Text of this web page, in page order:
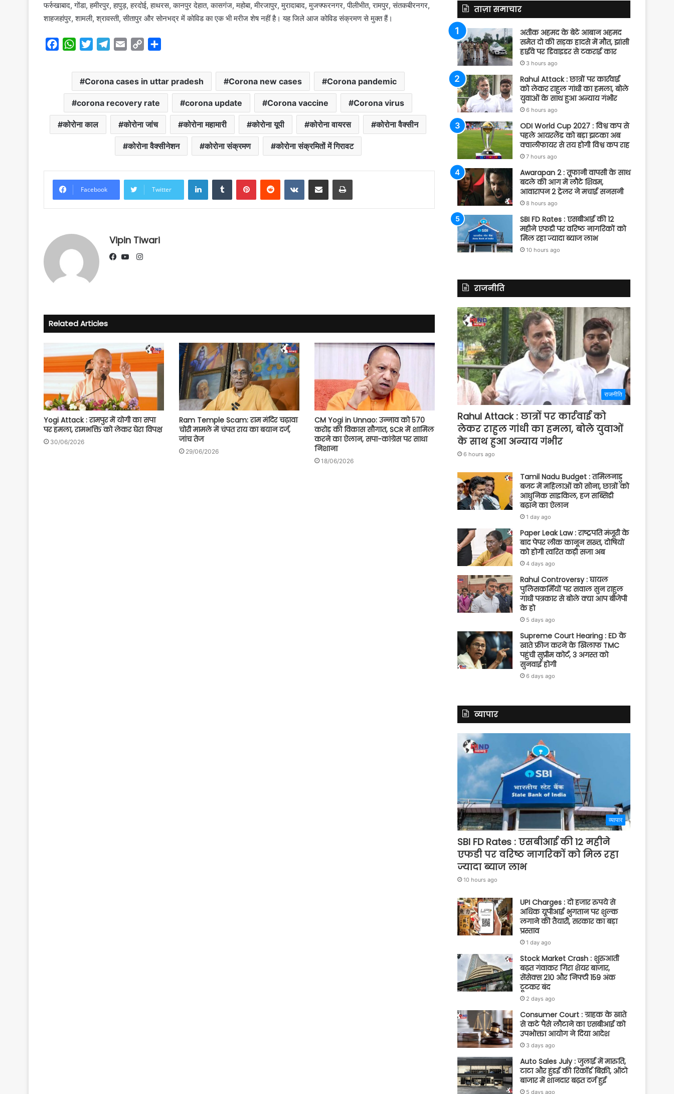
फर्रुखाबाद, गोंडा, हमीरपुर, हापुड़, हरदोई, हाथरस, कानपुर देहात, कासगंज, महोबा, मीरजापुर, मुरादाबाद, मुजफ्फरनगर, पीलीभीत, रामपुर, संतकबीरनगर,
शाहजहांपुर, शामली, श्रावस्ती, सीतापुर और सोनभद्र में कोविड का एक भी मरीज शेष नहीं है। यह जिले आज कोविड संक्रमण से मुक्त हैं।
o
k
W
a
s
A
p
p
i
t
t
e
r
l
e
g
r
m
a
i
l
p
y
L
i
n
k
a
r
e
Corona cases in uttar pradesh Corona new cases Corona pandemic
corona recovery rate corona update Corona vaccine Corona virus
कोरोना काल कोरोना जांच कोरोना महामारी कोरोना यूपी कोरोना वायरस कोरोना वैक्सीन
कोरोना वैक्सीनेशन कोरोना संक्रमण कोरोना संक्रमितों में गिरावट
Facebook Twitter
LinkedInTumblr PinterestReddit VKontakteShare via Email Print
Vipin Tiwari
Instagram
Related Articles
Yogi Attack : रामपुर में योगी का सपा
पर हमला, रामभक्ति को लेकर घेरा विपक्ष
30/06/2026
Ram Temple Scam: राम मंदिर चढ़ावा
चोरी मामले में चंपत राय का बयान दर्ज,
जांच तेज
29/06/2026
CM Yogi in Unnao: उन्नाव को 570
करोड़ की विकास सौगात, SCR में शामिल
करने का ऐलान, सपा-कांग्रेस पर साधा
निशाना
18/06/2026
ताज़ा समाचार
अतीक अहमद के बेटे आबान अहमद
समेत दो की सड़क हादसे में मौत, झांसी
हाईवे पर डिवाइडर से टकराई कार
3 hours ago
Rahul Attack : छात्रों पर कार्रवाई
को लेकर राहुल गांधी का हमला, बोले
युवाओं के साथ हुआ अन्याय गंभीर
6 hours ago
ODI World Cup 2027 : विश्व कप से
पहले आयरलैंड को बड़ा झटका अब
क्वालीफायर से तय होगी विश्व कप राह
7 hours ago
Awarapan 2 : तूफानी वापसी के साथ
बदले की आग में लौटे शिवम,
आवारापन 2 ट्रेलर ने मचाई सनसनी
8 hours ago
SBI FD Rates : एसबीआई की 12
महीने एफडी पर वरिष्ठ नागरिकों को
मिल रहा ज्यादा ब्याज लाभ
10 hours ago
राजनीति
राजनीति
Rahul Attack : छात्रों पर कार्रवाई को
लेकर राहुल गांधी का हमला, बोले युवाओं
के साथ हुआ अन्याय गंभीर
6 hours ago
Tamil Nadu Budget : तमिलनाडु
बजट में महिलाओं को सोना, छात्रों को
आधुनिक साइकिल, हज सब्सिडी
बढ़ाने का ऐलान
1 day ago
Paper Leak Law : राष्ट्रपति मंजूरी के
बाद पेपर लीक कानून सख्त, दोषियों
को होगी त्वरित कड़ी सजा अब
4 days ago
Rahul Controversy : घायल
पुलिसकर्मियों पर सवाल सुन राहुल
गांधी पत्रकार से बोले क्या आप बीजेपी
के हो
5 days ago
Supreme Court Hearing : ED के
खाते फ्रीज करने के खिलाफ TMC
पहुंची सुप्रीम कोर्ट, 3 अगस्त को
सुनवाई होगी
6 days ago
व्यापार
व्यापार
SBI FD Rates : एसबीआई की 12 महीने
एफडी पर वरिष्ठ नागरिकों को मिल रहा
ज्यादा ब्याज लाभ
10 hours ago
UPI Charges : दो हजार रुपये से
अधिक यूपीआई भुगतान पर शुल्क
लगाने की तैयारी, सरकार का बड़ा
प्रस्ताव
1 day ago
Stock Market Crash : शुरुआती
बढ़त गंवाकर गिरा शेयर बाजार,
सेंसेक्स 210 और निफ्टी 159 अंक
टूटकर बंद
2 days ago
Consumer Court : ग्राहक के खाते
से कटे पैसे लौटाने का एसबीआई को
उपभोक्ता आयोग ने दिया आदेश
3 days ago
Auto Sales July : जुलाई में मारुति,
टाटा और हुंडई की रिकॉर्ड बिक्री, ऑटो
बाजार में शानदार बढ़त दर्ज हुई
5 days ago